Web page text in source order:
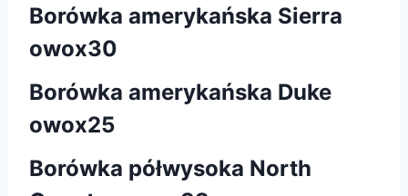
Borówka amerykańska Sierra
owox30
Borówka amerykańska Duke
owox25
Borówka półwysoka North